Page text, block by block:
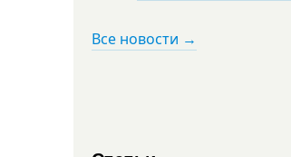
Все новости →